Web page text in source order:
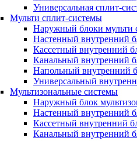
Универсальная сплит-
Мульти сплит-системы
Наружный блоки мульти
Настенный внутренний
Кассетный внутренний
Канальный внутренний
Напольный внутренний
Универсальный
Мультизональные системы
Наружный блок
Настенный внутренний
Кассетный внутренний
Канальный внутренний